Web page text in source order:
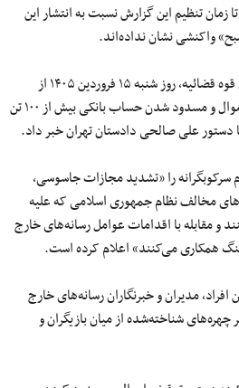
تنظیم این گزارش نسبت به انتشار این
واکنشی نشان نداده‌اند.
خبرگزاری «میزان»، مرکز رسانه‌ای قوه قضائیه، روز شنبه ۱۵ فروردین ۱۴۰۵ از
صدور دستور شناسایی، توقیف اموال و مسدود شدن حساب بانکی بیش از ۱۰۰ تن
دستور علی صالحی دادستان تهران خبر داد.
سرکوبگرانه را «تشدید مجازات جاسوسی،
مخالف نظام جمهوری اسلامی که علیه
و مقابله با اقدامات عوامل رسانه‌های خارج
همکاری می‌کنند» اعلام کرده است.
مدیران و خبرنگاران رسانه‌های خارج
شناخته‌شده‌‌ از میان بازیگران و